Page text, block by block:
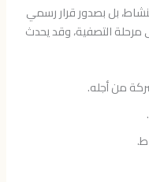
بل بصدور قرار رسمي
مرحلة التصفية، وقد يحدث
من أجله.